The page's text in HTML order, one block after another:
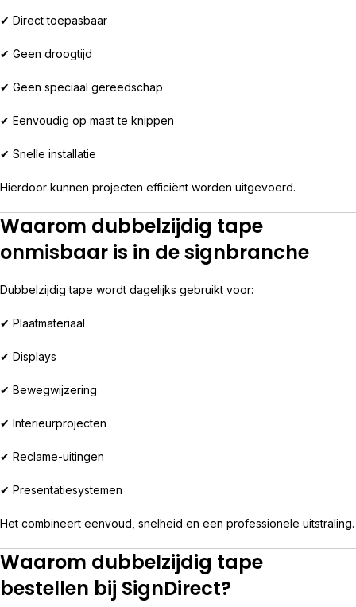
✔ Direct toepasbaar
✔ Geen droogtijd
✔ Geen speciaal gereedschap
✔ Eenvoudig op maat te knippen
✔ Snelle installatie
Hierdoor kunnen projecten efficiënt worden uitgevoerd.
Waarom dubbelzijdig tape
onmisbaar is in de signbranche
Dubbelzijdig tape wordt dagelijks gebruikt voor:
✔ Plaatmateriaal
✔ Displays
✔ Bewegwijzering
✔ Interieurprojecten
✔ Reclame-uitingen
✔ Presentatiesystemen
Het combineert eenvoud, snelheid en een professionele uitstraling.
Waarom dubbelzijdig tape
bestellen bij SignDirect?